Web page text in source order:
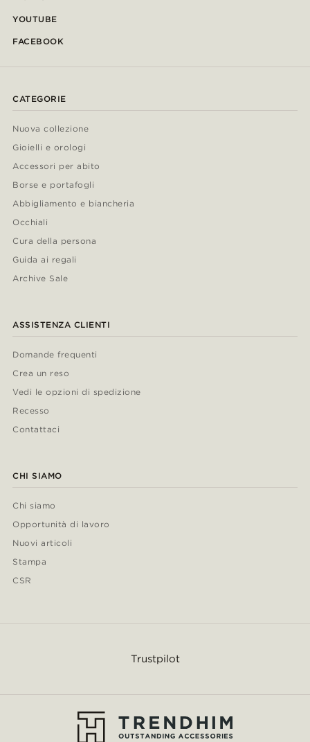
YOUTUBE
FACEBOOK
CATEGORIE
Nuova collezione
Gioielli e orologi
Accessori per abito
Borse e portafogli
Abbigliamento e biancheria
Occhiali
Cura della persona
Guida ai regali
Archive Sale
ASSISTENZA CLIENTI
Domande frequenti
Crea un reso
Vedi le opzioni di spedizione
Recesso
Contattaci
CHI SIAMO
Chi siamo
Opportunità di lavoro
Nuovi articoli
Stampa
CSR
Trustpilot